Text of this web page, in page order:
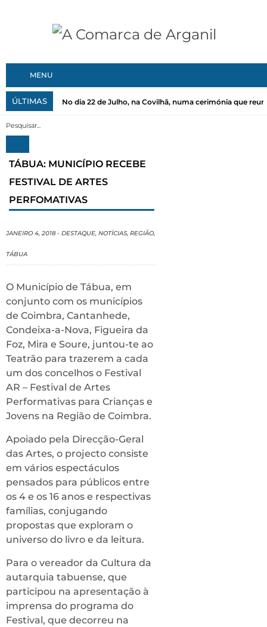
MENU
ÚLTIMAS No dia 22 de Julho, na Covilhã, numa cerimónia que
TÁBUA: MUNICÍPIO RECEBE
FESTIVAL DE ARTES
PERFOMATIVAS
JANEIRO 4, 2018 - DESTAQUE, NOTÍCIAS, REGIÃO,
TÁBUA
O Município de Tábua, em
conjunto com os municípios
de Coimbra, Cantanhede,
Condeixa-a-Nova, Figueira da
Foz, Mira e Soure, juntou-te ao
Teatrão para trazerem a cada
um dos concelhos o Festival
AR – Festival de Artes
Performativas para Crianças e
Jovens na Região de Coimbra.
Apoiado pela Direcção-Geral
das Artes, o projecto consiste
em vários espectáculos
pensados para públicos entre
os 4 e os 16 anos e respectivas
famílias, conjugando
propostas que exploram o
universo do livro e da leitura.
Para o vereador da Cultura da
autarquia tabuense, que
participou na apresentação à
imprensa do programa do
Festival, que decorreu na